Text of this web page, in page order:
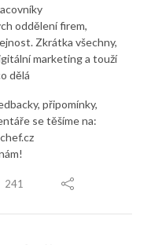
oddělení firem,
Zkrátka všechny,
marketing a touží
dělá
připomínky,
se těšíme na:
241